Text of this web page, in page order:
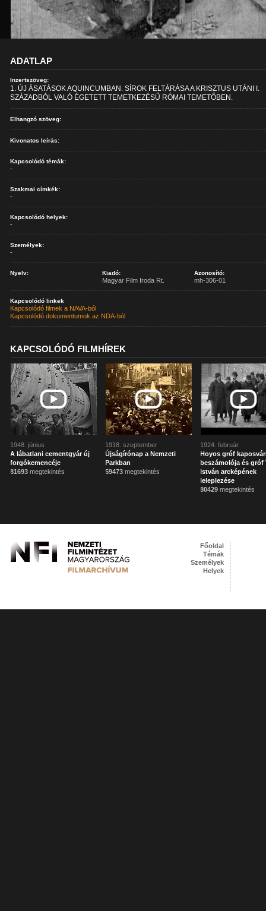
ADATLAP
Inzertszöveg:
1. ÚJ ÁSATÁSOK AQUINCUMBAN. SÍROK FELTÁRÁSA A KRISZTUS UTÁNI I.
SZÁZADBÓL VALÓ ÉGETETT TEMETKEZÉSŰ RÓMAI TEMETŐBEN.
Elhangzó szöveg:
Kivonatos leírás:
Kapcsolódó témák:
-
Szakmai címkék:
-
Kapcsolódó helyek:
-
Személyek:
-
Nyelv: Kiadó:
Magyar Film Iroda Rt.
Azonosító:
mh-306-01
Kapcsolódó linkek
Kapcsolódó filmek a NAVA-ból
Kapcsolódó dokumentumok az NDA-ból
KAPCSOLÓDÓ FILMHÍREK
1948. június
A lábatlani cementgyár új
forgókemencéje
81693 megtekintés
1918. szeptember
Újságírónap a Nemzeti
Parkban
59473 megtekintés
1924. február
Hoyos gróf
beszámolója és gróf
István arcképének
leleplezése
80429 megtekintés
Főoldal
Témák
Személyek
Helyek